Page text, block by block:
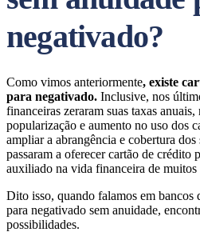
negativado?
Como vimos anteriormente, existe
para negativado. Inclusive, nos
financeiras zeraram suas taxas
popularização e aumento no uso dos
ampliar a abrangência e cobertura
passaram a oferecer cartão de crédito
auxiliado na vida financeira de muitos
Dito isso, quando falamos em bancos
para negativado sem anuidade,
possibilidades.